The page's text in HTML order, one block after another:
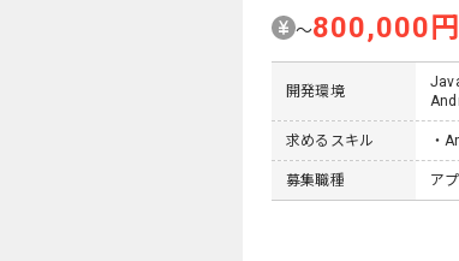
〜800,000円
開発環境
求めるスキル ・
募集職種 ア